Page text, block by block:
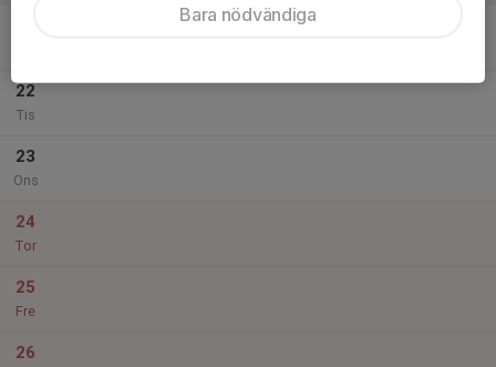
22
Tis
23
Ons
24
Tor
25
Fre
26
Bara nödvändiga